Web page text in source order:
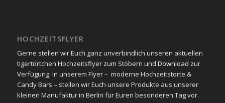
HOCHZEITSFLYER
Gerne stellen wir Euch ganz unverbindlich unseren aktuellen
tigertörtchen Hochzeitsflyer zum Stöbern und Download zur
Verfügung. In unserem Flyer – moderne Hochzeitstorte &
Candy Bars – stellen wir Euch unsere Produkte aus unserer
kleinen Manufaktur in Berlin für Euren besonderen Tag vor.